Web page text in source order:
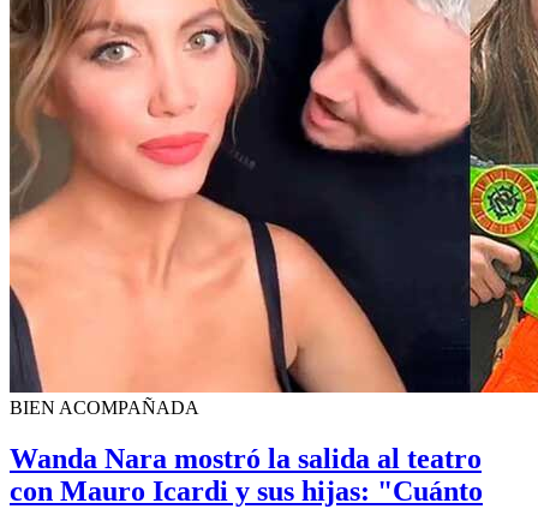
BIEN ACOMPAÑADA
Wanda Nara mostró la salida al teatro
con Mauro Icardi y sus hijas: "Cuánto